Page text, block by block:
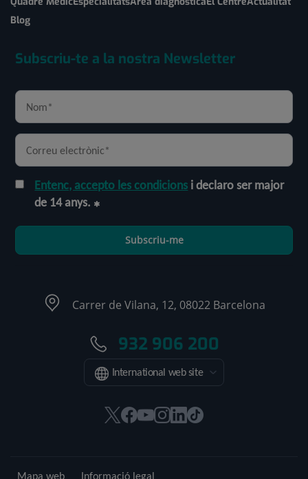
Blog
Subscriu-te a la nostra Newsletter
Entenc, accepto les condicions i declaro ser major
de 14 anys.
Subscriu-me
Carrer de Vilana, 12, 08022 Barcelona
932 906 200
International web site
AquestAquestAquestAquest
AquestEnllaç
Mapa web Informació legal